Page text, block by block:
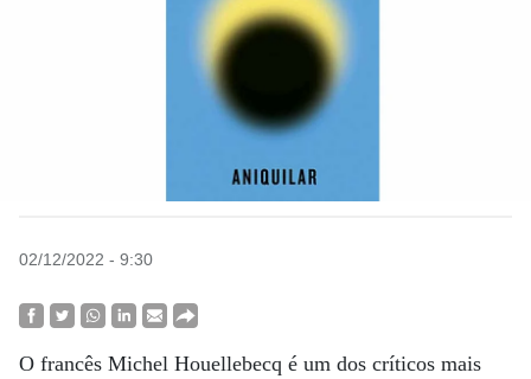
02/12/2022 - 9:30
O francês Michel Houellebecq é um dos críticos mais